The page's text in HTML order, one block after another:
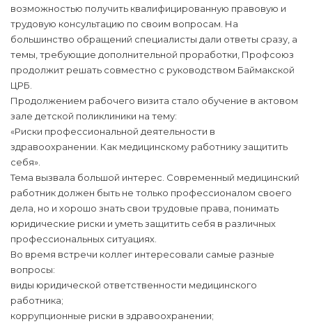
возможностью получить квалифицированную правовую и
трудовую консультацию по своим вопросам. На
большинство обращений специалисты дали ответы сразу, а
темы, требующие дополнительной проработки, Профсоюз
продолжит решать совместно с руководством Баймакской
ЦРБ.
Продолжением рабочего визита стало обучение в актовом
зале детской поликлиники на тему:
«Риски профессиональной деятельности в
здравоохранении. Как медицинскому работнику защитить
себя».
Тема вызвала большой интерес. Современный медицинский
работник должен быть не только профессионалом своего
дела, но и хорошо знать свои трудовые права, понимать
юридические риски и уметь защитить себя в различных
профессиональных ситуациях.
Во время встречи коллег интересовали самые разные
вопросы:
виды юридической ответственности медицинского
работника;
коррупционные риски в здравоохранении;